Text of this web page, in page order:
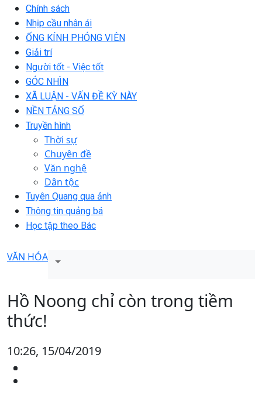
Chính sách
Nhịp cầu nhân ái
ỐNG KÍNH PHÓNG VIÊN
Giải trí
Người tốt - Việc tốt
GÓC NHÌN
XÃ LUẬN - VẤN ĐỀ KỲ NÀY
NỀN TẢNG SỐ
Truyền hình
Thời sự
Chuyên đề
Văn nghệ
Dân tộc
Tuyên Quang qua ảnh
Thông tin quảng bá
Học tập theo Bác
VĂN HÓA
Hồ Noong chỉ còn trong tiềm
thức!
10:26, 15/04/2019